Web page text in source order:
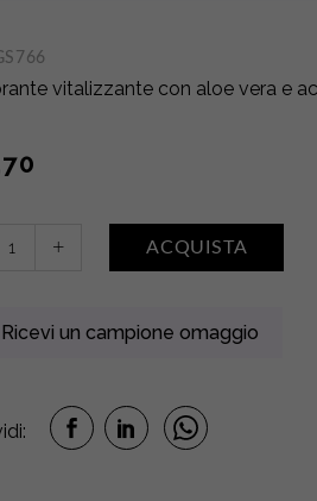
vitalizzante con aloe vera e
+ ACQUISTA
Ricevi un campione omaggio